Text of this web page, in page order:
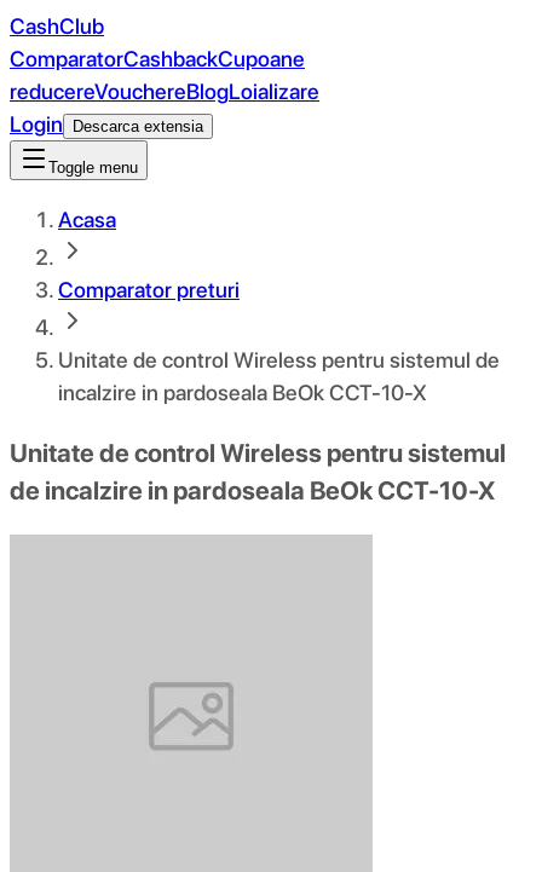
CashClub
ComparatorCashbackCupoane
reducereVouchereBlogLoializare
Login
Descarca extensia
Toggle menu
Acasa
Comparator preturi
Unitate de control Wireless pentru sistemul de
incalzire in pardoseala BeOk CCT-10-X
Unitate de control Wireless pentru sistemul
de incalzire in pardoseala BeOk CCT-10-X